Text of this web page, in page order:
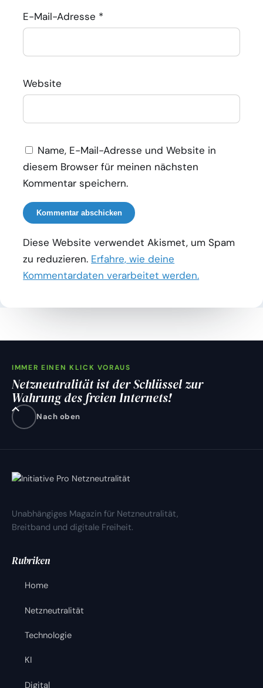
E-Mail-Adresse *
Website
Name, E-Mail-Adresse und Website in
diesem Browser für meinen nächsten
Kommentar speichern.
Diese Website verwendet Akismet, um Spam
zu reduzieren. Erfahre, wie deine
Kommentardaten verarbeitet werden.
IMMER EINEN KLICK VORAUS
Netzneutralität ist der Schlüssel zur
Wahrung des freien Internets!
Nach oben
Unabhängiges Magazin für Netzneutralität,
Breitband und digitale Freiheit.
Rubriken
Home
Netzneutralität
Technologie
KI
Digital